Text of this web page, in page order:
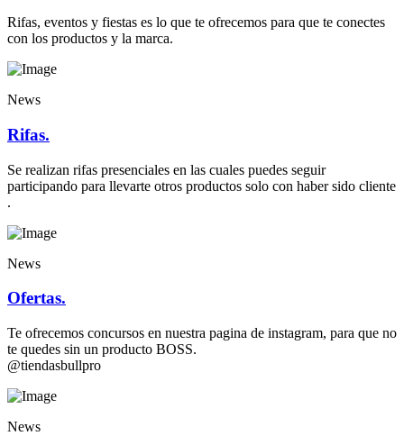
Rifas, eventos y fiestas es lo que te ofrecemos para que te conectes
con los productos y la marca.
News
Rifas.
Se realizan rifas presenciales en las cuales puedes seguir
participando para llevarte otros productos solo con haber sido cliente
.
News
Ofertas.
Te ofrecemos concursos en nuestra pagina de instagram, para que no
te quedes sin un producto BOSS.
@tiendasbullpro
News